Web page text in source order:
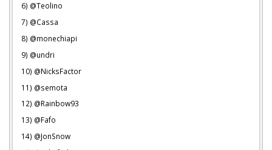
6) @Teolino
7) @Cassa
8) @monechiapi
9) @undri
10) @NicksFactor
11) @semota
12) @Rainbow93
13) @Fafo
14) @JonSnow